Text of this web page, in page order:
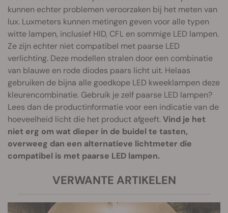
kunnen echter problemen veroorzaken bij het meten van
lux. Luxmeters kunnen metingen geven voor alle typen
witte lampen, inclusief HID, CFL en sommige LED lampen.
Ze zijn echter niet compatibel met paarse LED
verlichting. Deze modellen stralen door een combinatie
van blauwe en rode diodes paars licht uit. Helaas
gebruiken de bijna alle goedkope LED kweeklampen deze
kleurencombinatie. Gebruik je zelf paarse LED lampen?
Lees dan de productinformatie voor een indicatie van de
hoeveelheid licht die het product afgeeft.Vind je het
niet erg om wat dieper in de buidel te tasten,
overweeg dan een alternatieve lichtmeter die
compatibel is met paarse LED lampen.
VERWANTE ARTIKELEN